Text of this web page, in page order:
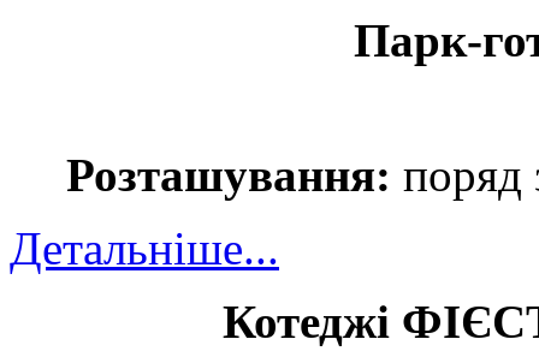
Парк-
Розташування: поряд
Детальніше...
Котеджі